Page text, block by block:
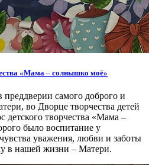
«Мама – солнышко моё»
преддверии самого доброго и
во Дворце творчества детей
творчества «Мама –
было воспитание у
уважения, любви и заботы
в нашей жизни – Матери.